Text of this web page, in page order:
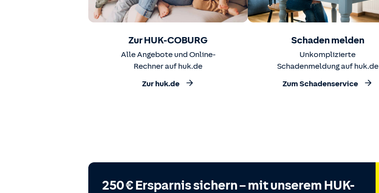
Zur HUK-COBURG
Alle Angebote und Online-
Rechner auf huk.de
Zur huk.de
Schaden melden
Unkomplizierte
Schadenmeldung auf huk.de
Zum Schadenservice
250 € Ersparnis sichern – mit unserem HUK-